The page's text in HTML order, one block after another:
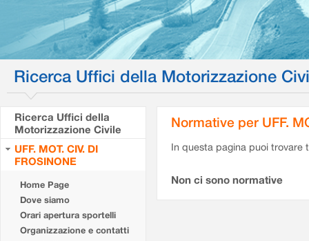
Ricerca Uffici della Motorizzazione
Ricerca Uffici della
Motorizzazione Civile
UFF. MOT. CIV. DI
FROSINONE
Home Page
Dove siamo
Orari apertura sportelli
Organizzazione e contatti
Normative per UFF.
In questa pagina puoi
Non ci sono normative